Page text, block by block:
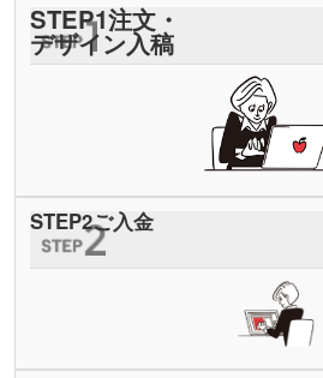
STEP1注文・
デザイン入稿
STEP2ご入金